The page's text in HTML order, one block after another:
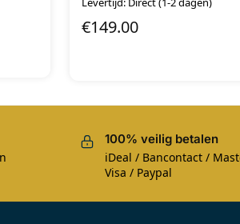
€149.00
100% veilig betalen
iDeal / Bancontact /
Visa / Paypal